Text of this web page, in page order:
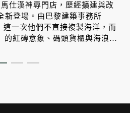
仕漢神專門店，歷經擴建與改
新登場。由巴黎建築事務所
一次他們不直接複製海洋，而
的紅磚意象、碼頭貨櫃與海浪光
台灣、懂得與自然光影對話的工